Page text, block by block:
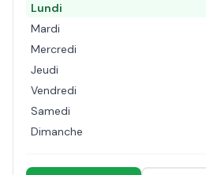
Lundi
Mardi
Mercredi
Jeudi
Vendredi
Samedi
Dimanche